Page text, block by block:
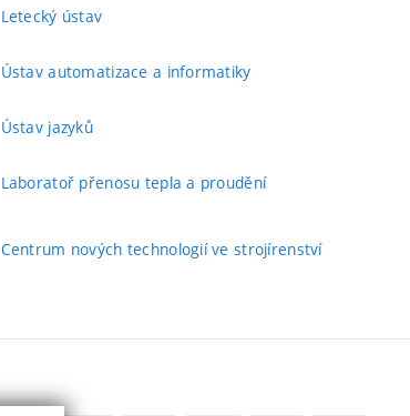
Letecký ústav
Ústav automatizace a informatiky
Ústav jazyků
Laboratoř přenosu tepla a proudění
Centrum nových technologií ve strojírenství